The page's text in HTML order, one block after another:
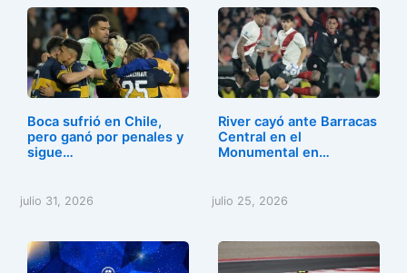
Boca sufrió en Chile,
pero ganó por penales y
sigue…
julio 31, 2026
River cayó ante Barracas
Central en el
Monumental en…
julio 25, 2026